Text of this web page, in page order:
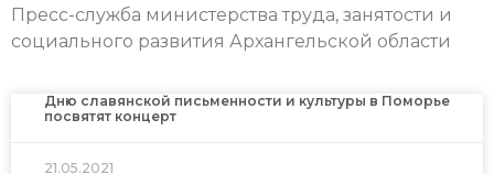
Пресс-служба министерства труда, занятости и
социального развития Архангельской области
Дню славянской письменности и культуры в Поморье
посвятят концерт
21.05.2021